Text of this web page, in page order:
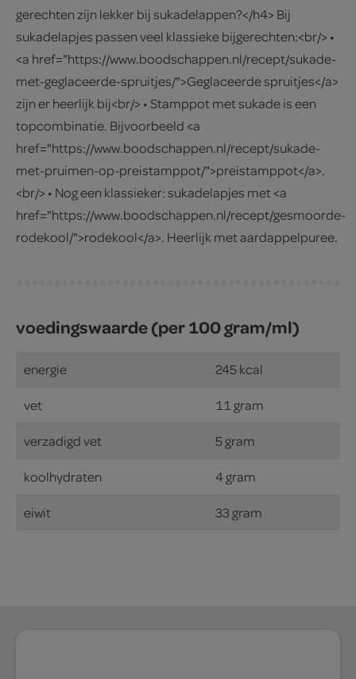
gerechten zijn lekker bij sukadelappen?</h4> Bij
sukadelapjes passen veel klassieke bijgerechten:<br/> •
<a href="https://www.boodschappen.nl/recept/sukade-
met-geglaceerde-spruitjes/">Geglaceerde spruitjes</a>
zijn er heerlijk bij<br/> • Stamppot met sukade is een
topcombinatie. Bijvoorbeeld <a
href="https://www.boodschappen.nl/recept/sukade-
met-pruimen-op-preistamppot/">preistamppot</a>.
<br/> • Nog een klassieker: sukadelapjes met <a
href="https://www.boodschappen.nl/recept/gesmoorde-
rodekool/">rodekool</a>. Heerlijk met aardappelpuree.
voedingswaarde (per 100 gram/ml)
energie 245 kcal
vet 11 gram
verzadigd vet 5 gram
koolhydraten 4 gram
eiwit 33 gram